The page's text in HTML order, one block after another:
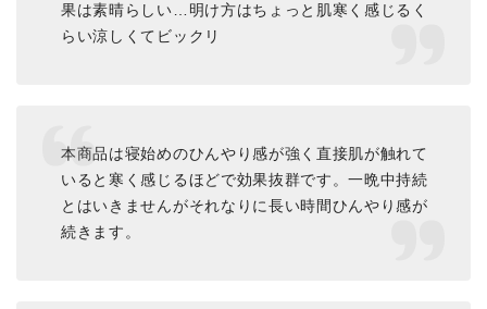
果は素晴らしい…明け方はちょっと肌寒く感じるく
らい涼しくてビックリ
本商品は寝始めのひんやり感が強く直接肌が触れて
いると寒く感じるほどで効果抜群です。一晩中持続
とはいきませんがそれなりに長い時間ひんやり感が
続きます。